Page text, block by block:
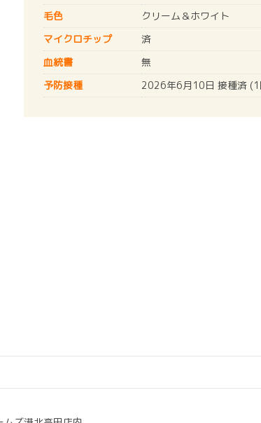
毛色
クリーム＆ホワイト
マイクロチップ
済
血統書
無
予防接種
2026年6月10日 接種済 (1